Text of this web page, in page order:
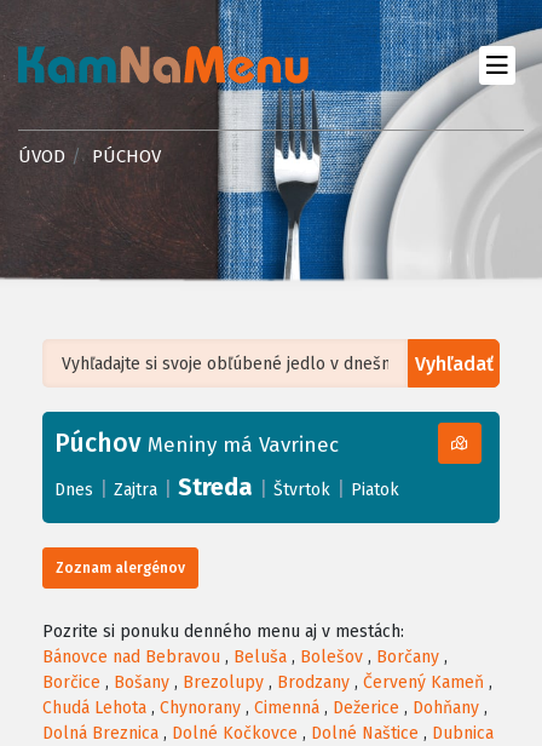
ÚVOD PÚCHOV
Vyhľadať
+
−
Leaflet| ©OpenStreetMap, Tiles courtesy ofHumanitarian OpenStreetMap
Púchov Meniny má Vavrinec
Dnes Zajtra Streda Štvrtok Piatok
Zoznam alergénov
Pozrite si ponuku denného menu aj v mestách:
Bánovce nad Bebravou , Beluša , Bolešov , Borčany ,
Borčice , Bošany , Brezolupy , Brodzany , Červený Kameň ,
Chudá Lehota , Chynorany , Cimenná , Dežerice , Dohňany ,
Dolná Breznica , Dolné Kočkovce , Dolné Naštice , Dubnica